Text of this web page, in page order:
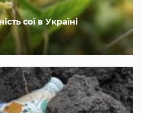
сої в Україні